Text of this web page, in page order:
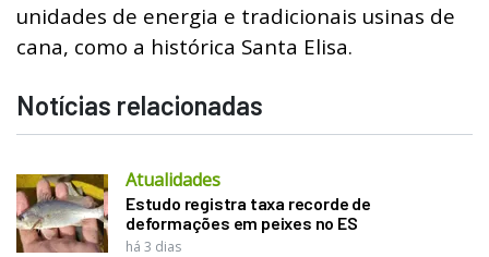
unidades de energia e tradicionais usinas de
cana, como a histórica Santa Elisa.
Notícias relacionadas
Atualidades
Estudo registra taxa recorde de
deformações em peixes no ES
há 3 dias